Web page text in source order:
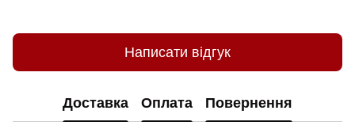
Написати відгук
Доставка Оплата Повернення